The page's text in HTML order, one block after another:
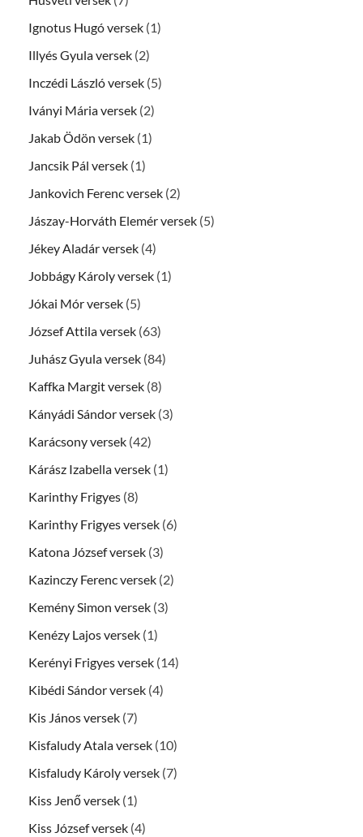
Ignotus Hugó versek (1)
Illyés Gyula versek (2)
Inczédi László versek (5)
Iványi Mária versek (2)
Jakab Ödön versek (1)
Jancsik Pál versek (1)
Jankovich Ferenc versek (2)
Jászay-Horváth Elemér versek (5)
Jékey Aladár versek (4)
Jobbágy Károly versek (1)
Jókai Mór versek (5)
József Attila versek (63)
Juhász Gyula versek (84)
Kaffka Margit versek (8)
Kányádi Sándor versek (3)
Karácsony versek (42)
Kárász Izabella versek (1)
Karinthy Frigyes (8)
Karinthy Frigyes versek (6)
Katona József versek (3)
Kazinczy Ferenc versek (2)
Kemény Simon versek (3)
Kenézy Lajos versek (1)
Kerényi Frigyes versek (14)
Kibédi Sándor versek (4)
Kis János versek (7)
Kisfaludy Atala versek (10)
Kisfaludy Károly versek (7)
Kiss Jenő versek (1)
Kiss József versek (4)